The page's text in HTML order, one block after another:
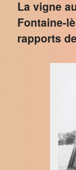
La vigne
Fontaine-
rapports